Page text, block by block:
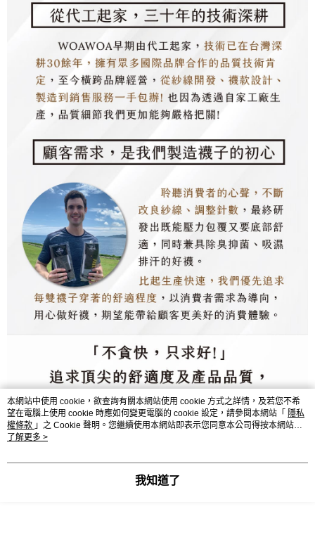
本網站中使用 cookie，欲查詢有關本網站使用 cookie 方式之詳情，及若您不希
望在電腦上使用 cookie 時應如何變更電腦的 cookie 設定，請參閱本網站「 隱私
權條款 」之 Cookie 聲明。您繼續使用本網站即表示您同意本公司得按本網站使
用條款之 Cookie 聲明使用 cookie。
了解更多 >
我知道了